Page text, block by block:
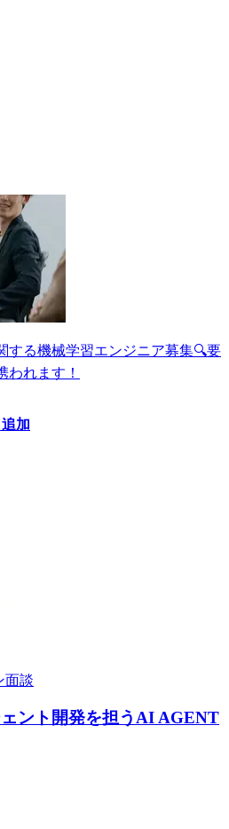
する機械学習エンジニア募集🔍要
われます！
加
面談
ェント開発を担うAI AGENT